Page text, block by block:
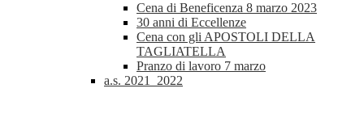
Cena di Beneficenza 8 marzo 2023
30 anni di Eccellenze
Cena con gli APOSTOLI DELLA
TAGLIATELLA
Pranzo di lavoro 7 marzo
a.s. 2021_2022